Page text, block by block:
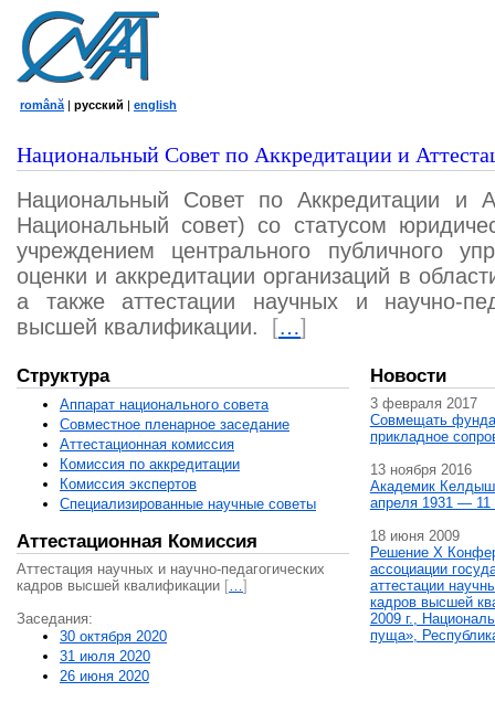
română | русский | english
Национальный Совет по Аккредитации и
Национальный Совет по Аккредитации и
Национальный совет) со статусом
учреждением центрального публичного
оценки и аккредитации организаций в
а также аттестации научных и научно-
высшей квалификации.
[…]
Структура
Аппарат национального совета
Совместное пленарное заседание
Аттестационная комисcия
Комиссия по аккредитации
Комиссия экспертов
Специализированные научные советы
Аттестационная Комиссия
Аттестация научных и научно-педагогических
кадров высшей квалификации […]
Заседания:
30 октября 2020
31 июля 2020
26 июня 2020
Новости
3 февраля 2017
Совмещать
прикладное
13 ноября 2016
Академик
апреля 1931 — 11
18 июня 2009
Решение X
ассоциации
аттестации
кадров высшей
2009 г.,
пуща»,